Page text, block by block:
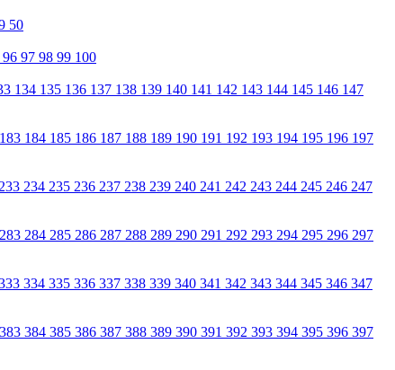
50
96 97 98 99 100
134 135 136 137 138 139 140 141 142 143 144 145 146 147
183 184 185 186 187 188 189 190 191 192 193 194 195 196 197
233 234 235 236 237 238 239 240 241 242 243 244 245 246 247
283 284 285 286 287 288 289 290 291 292 293 294 295 296 297
334 335 336 337 338 339 340 341 342 343 344 345 346 347
383 384 385 386 387 388 389 390 391 392 393 394 395 396 397